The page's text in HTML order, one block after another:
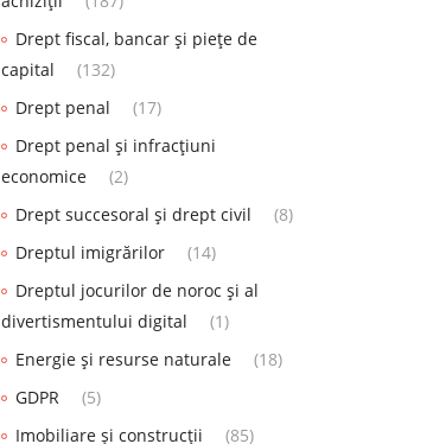
Drept fiscal, bancar și piețe de
capital
(132)
Drept penal
(17)
Drept penal și infracțiuni
economice
(2)
Drept succesoral și drept civil
(8)
Dreptul imigrărilor
(14)
Dreptul jocurilor de noroc și al
divertismentului digital
(1)
Energie și resurse naturale
(18)
GDPR
(5)
Imobiliare și construcții
(85)